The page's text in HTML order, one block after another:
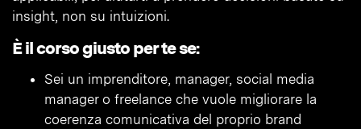
insight, non su intuizioni.
È il corso giusto per te se:
Sei un imprenditore, manager, social media
manager o freelance che vuole migliorare la
coerenza comunicativa del proprio brand